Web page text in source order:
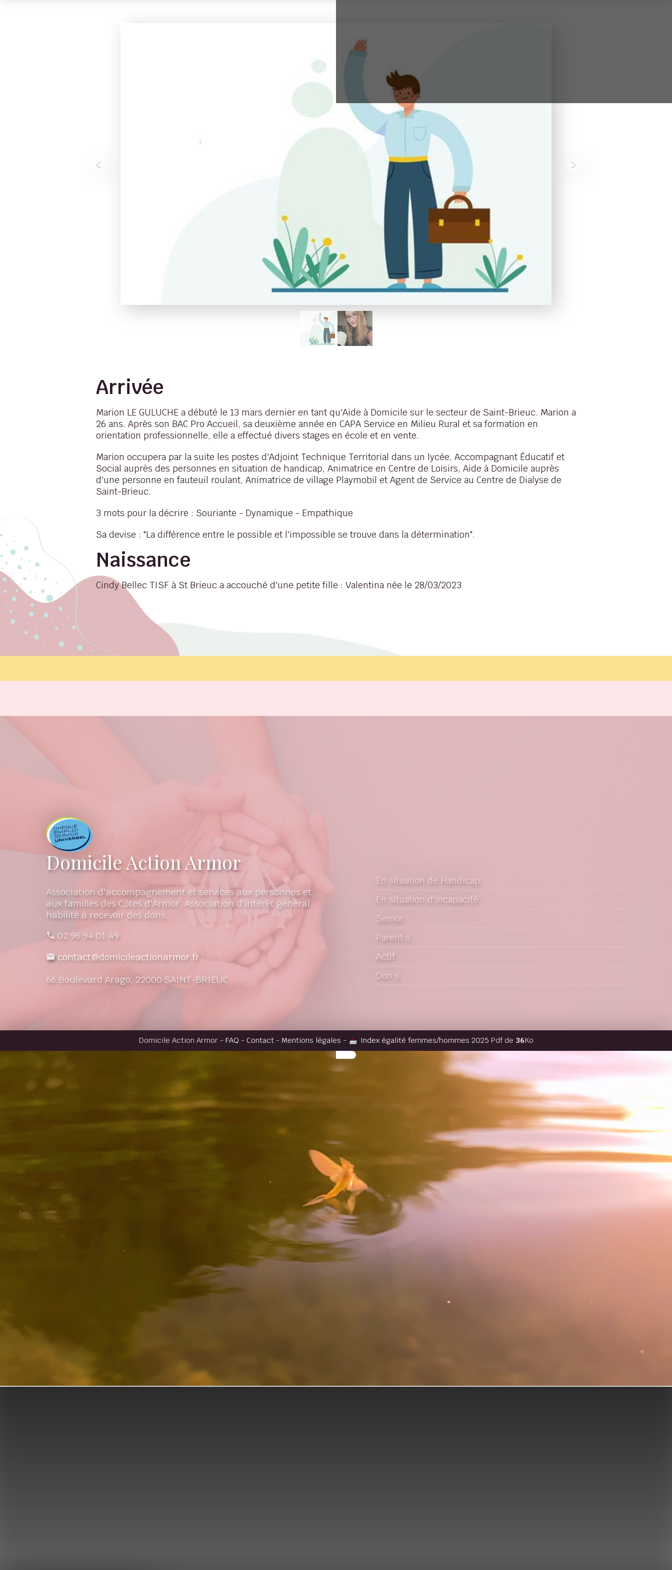
Arrivée
Marion LE GULUCHE a débuté le 13 mars dernier en tant qu'Aide à Domicile sur le secteur de Saint-Brieuc. Marion a
26 ans. Après son BAC Pro Accueil, sa deuxième année en CAPA Service en Milieu Rural et sa formation en
orientation professionnelle, elle a effectué divers stages en école et en vente.
Marion occupera par la suite les postes d'Adjoint Technique Territorial dans un lycée, Accompagnant Éducatif et
Social auprès des personnes en situation de handicap, Animatrice en Centre de Loisirs, Aide à Domicile auprès
d'une personne en fauteuil roulant, Animatrice de village Playmobil et Agent de Service au Centre de Dialyse de
Saint-Brieuc.
3 mots pour la décrire : Souriante - Dynamique - Empathique
Sa devise : "La différence entre le possible et l'impossible se trouve dans la détermination".
Naissance
Cindy Bellec TISF à St Brieuc a accouché d'une petite fille : Valentina née le 28/03/2023
Domicile Action Armor
Association d'accompagnement et services aux personnes et
aux familles des Côtes d'Armor. Association d'intérêt général
habilité à recevoir des dons.
02 96 94 01 49
contact@domicileactionarmor.fr
66 Boulevard Arago, 22000 SAINT-BRIEUC
En situation de Handicap
En situation d'incapacité
Senior
Parent·s
Actif
Don·s
Domicile Action Armor - FAQ - Contact - Mentions légales - Index égalité femmes/hommes 2025 Pdf de 36Ko